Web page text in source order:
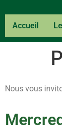
Accueil
Nous vous